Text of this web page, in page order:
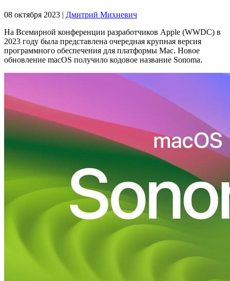
08 октября 2023 | Дмитрий Михневич
На Всемирной конференции разработчиков Apple (WWDC) в
2023 году была представлена очередная крупная версия
программного обеспечения для платформы Mac. Новое
обновление macOS получило кодовое название Sonoma.